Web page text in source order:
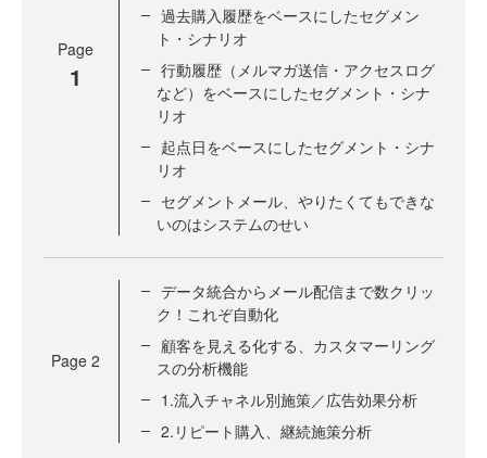
Page
1
過去購入履歴をベースにしたセグメン
ト・シナリオ
行動履歴（メルマガ送信・アクセスログ
など）をベースにしたセグメント・シナ
リオ
起点日をベースにしたセグメント・シナ
リオ
セグメントメール、やりたくてもできな
いのはシステムのせい
Page 2
データ統合からメール配信まで数クリッ
ク！これぞ自動化
顧客を見える化する、カスタマーリング
スの分析機能
1.流入チャネル別施策／広告効果分析
2.リピート購入、継続施策分析